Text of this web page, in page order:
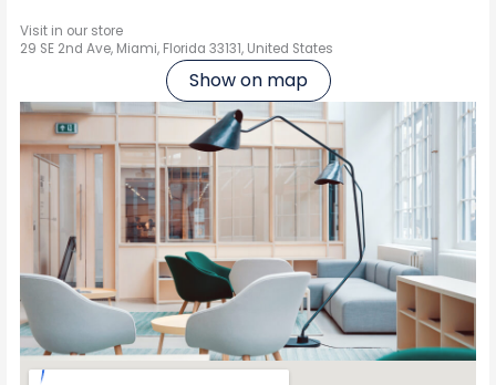
Visit in our store
29 SE 2nd Ave, Miami, Florida 33131, United States
Show on map